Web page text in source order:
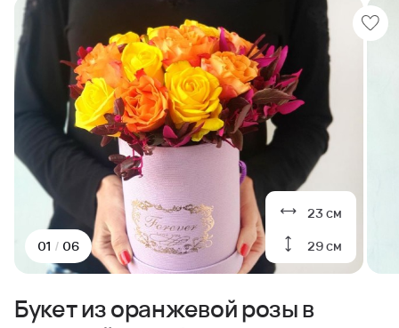
23 см
29 см
01 / 06
Букет из оранжевой розы в